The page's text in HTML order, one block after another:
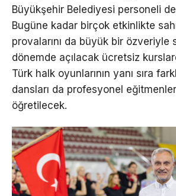
Büyükşehir Belediyesi personeli
Bugüne kadar birçok etkinlikte
provalarını da büyük bir özveriyle
dönemde açılacak ücretsiz
Türk halk oyunlarının yanı sıra
dansları da profesyonel
öğretilecek.